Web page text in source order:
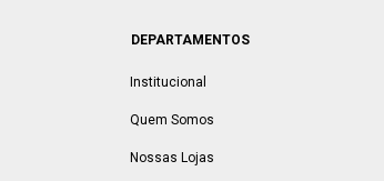
DEPARTAMENTOS
Institucional
Quem Somos
Nossas Lojas